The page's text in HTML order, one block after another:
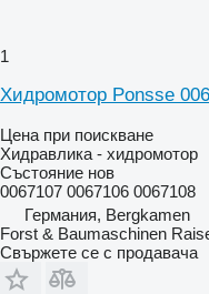
1
Хидромотор Ponsse
Цена при поискване
Хидравлика - хидромотор
Състояние нов
0067107 0067106 0067108
Германия, Bergkamen
Forst & Baumaschinen
Свържете се с продавача